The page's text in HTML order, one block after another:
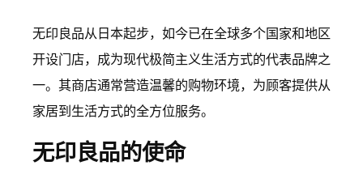
无印良品从日本起步，如今已在全球多个国家和地区
开设门店，成为现代极简主义生活方式的代表品牌之
一。其商店通常营造温馨的购物环境，为顾客提供从
家居到生活方式的全方位服务。
无印良品的使命